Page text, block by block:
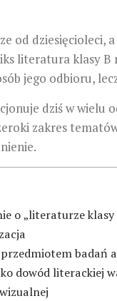
od dziesięcioleci,
literatura klasy B
jego odbioru,
dziś w
zakres
o „literaturze klasy
badań
dowód literackiej